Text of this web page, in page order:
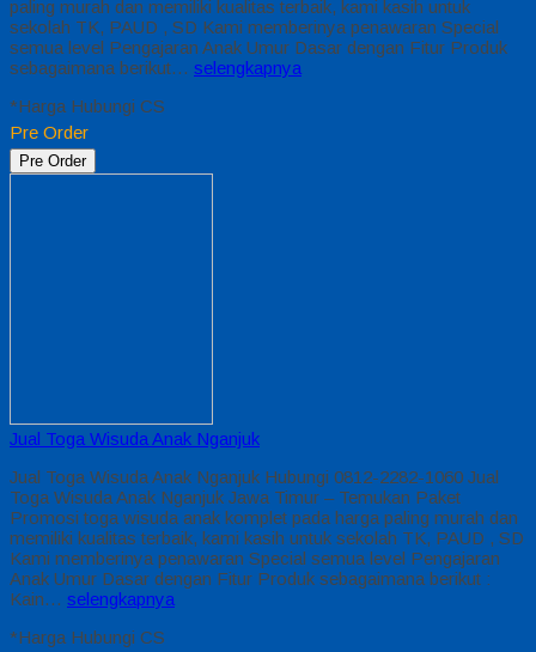
paling murah dan memiliki kualitas terbaik, kami kasih untuk
sekolah TK, PAUD , SD Kami memberinya penawaran Special
semua level Pengajaran Anak Umur Dasar dengan Fitur Produk
sebagaimana berikut… selengkapnya
*Harga Hubungi CS
Pre Order
Pre Order
Jual Toga Wisuda Anak Nganjuk
Jual Toga Wisuda Anak Nganjuk Hubungi 0812-2282-1060 Jual
Toga Wisuda Anak Nganjuk Jawa Timur – Temukan Paket
Promosi toga wisuda anak komplet pada harga paling murah dan
memiliki kualitas terbaik, kami kasih untuk sekolah TK, PAUD , SD
Kami memberinya penawaran Special semua level Pengajaran
Anak Umur Dasar dengan Fitur Produk sebagaimana berikut :
Kain… selengkapnya
*Harga Hubungi CS